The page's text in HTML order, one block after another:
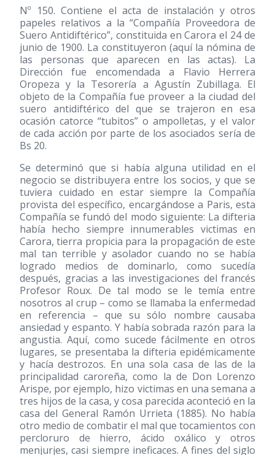
Nº 150. Contiene el acta de instalación y otros
papeles relativos a la “Compañía Proveedora de
Suero Antidiftérico”, constituida en Carora el 24 de
junio de 1900. La constituyeron (aquí la nómina de
las personas que aparecen en las actas). La
Dirección fue encomendada a Flavio Herrera
Oropeza y la Tesorería a Agustín Zubillaga. El
objeto de la Compañía fue proveer a la ciudad del
suero antidiftérico del que se trajeron en esa
ocasión catorce “tubitos” o ampolletas, y el valor
de cada acción por parte de los asociados sería de
Bs 20.
Se determinó que si había alguna utilidad en el
negocio se distribuyera entre los socios, y que se
tuviera cuidado en estar siempre la Compañía
provista del específico, encargándose a Paris, esta
Compañía se fundó del modo siguiente: La difteria
había hecho siempre innumerables victimas en
Carora, tierra propicia para la propagación de este
mal tan terrible y asolador cuando no se había
logrado medios de dominarlo, como sucedía
después, gracias a las investigaciones del francés
Profesor Roux. De tal modo se le temía entre
nosotros al crup – como se llamaba la enfermedad
en referencia – que su sólo nombre causaba
ansiedad y espanto. Y había sobrada razón para la
angustia. Aquí, como sucede fácilmente en otros
lugares, se presentaba la difteria epidémicamente
y hacía destrozos. En una sola casa de las de la
principalidad caroreña, como la de Don Lorenzo
Arispe, por ejemplo, hizo victimas en una semana a
tres hijos de la casa, y cosa parecida aconteció en la
casa del General Ramón Urrieta (1885). No había
otro medio de combatir el mal que tocamientos con
percloruro de hierro, ácido oxálico y otros
menjurjes, casi siempre ineficaces. A fines del siglo